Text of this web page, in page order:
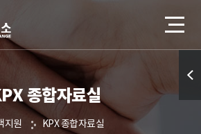
종합자료실
지원 KPX 종합자료실